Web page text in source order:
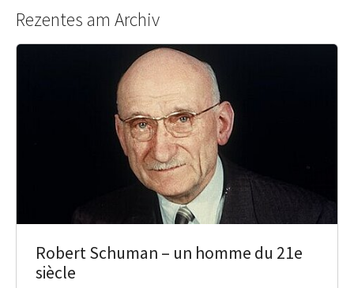
Rezentes am Archiv
Robert Schuman – un homme du 21e
siècle